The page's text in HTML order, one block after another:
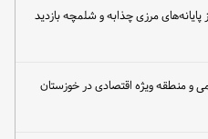
مرزی چذابه و شلمچه بازدید
و منطقه ویژه اقتصادی در خوزستان